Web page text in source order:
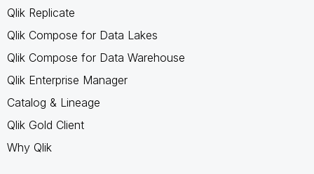
Qlik Replicate
Qlik Compose for Data Lakes
Qlik Compose for Data Warehouse
Qlik Enterprise Manager
Catalog & Lineage
Qlik Gold Client
Why Qlik